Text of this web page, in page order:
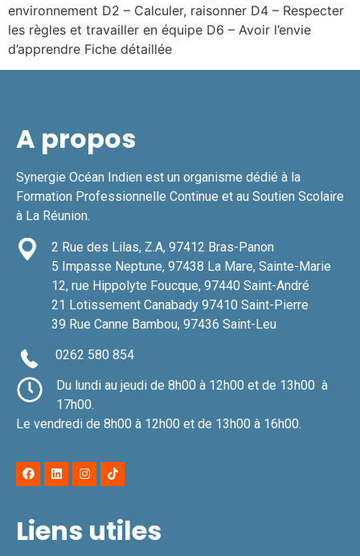
environnement D2 – Calculer, raisonner D4 – Respecter
les règles et travailler en équipe D6 – Avoir l’envie
d’apprendre Fiche détaillée
A propos
Synergie Océan Indien est un organisme dédié à la
Formation Professionnelle Continue et au Soutien Scolaire
à La Réunion.
2 Rue des Lilas, Z.A, 97412 Bras-Panon
5 Impasse Neptune, 97438 La Mare, Sainte-Marie
12, rue Hippolyte Foucque, 97440 Saint-André
21 Lotissement Canabady 97410 Saint-Pierre
39 Rue Canne Bambou, 97436 Saint-Leu
0262 580 854
Du lundi au jeudi de 8h00 à 12h00 et de 13h00 à
17h00.
Le vendredi de 8h00 à 12h00 et de 13h00 à 16h00.
Liens utiles